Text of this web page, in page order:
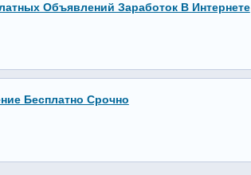
Объявлений Заработок В Интернете
Бесплатно Срочно